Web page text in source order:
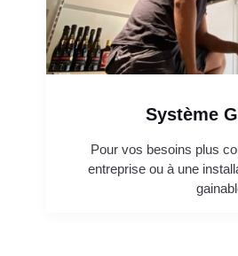
Système
Pour vos besoins plus
entreprise ou à une